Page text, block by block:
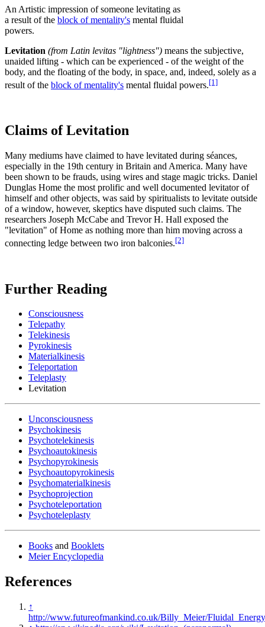
An Artistic impression of someone levitating as
a result of the block of mentality's mental fluidal
powers.
Levitation (from Latin levitas "lightness") means the subjective,
unaided lifting - which can be experienced - of the weight of the
body, and the floating of the body, in space, and, indeed, solely as a
result of the block of mentality's mental fluidal powers.[1]
Claims of Levitation
Many mediums have claimed to have levitated during séances,
especially in the 19th century in Britain and America. Many have
been shown to be frauds, using wires and stage magic tricks. Daniel
Dunglas Home the most prolific and well documented levitator of
himself and other objects, was said by spiritualists to levitate outside
of a window, however, skeptics have disputed such claims. The
researchers Joseph McCabe and Trevor H. Hall exposed the
"levitation" of Home as nothing more than him moving across a
connecting ledge between two iron balconies.[2]
Further Reading
Consciousness
Telepathy
Telekinesis
Pyrokinesis
Materialkinesis
Teleportation
Teleplasty
Levitation
Unconsciousness
Psychokinesis
Psychotelekinesis
Psychoautokinesis
Psychopyrokinesis
Psychoautopyrokinesis
Psychomaterialkinesis
Psychoprojection
Psychoteleportation
Psychoteleplasty
Books and Booklets
Meier Encyclopedia
References
↑
http://www.futureofmankind.co.uk/Billy_Meier/Fluidal_Energy